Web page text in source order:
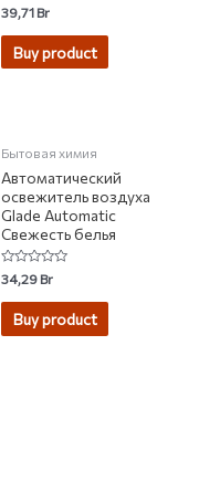
Rated
0
out
39,71Br
Buy product
Бытовая химия
Автоматический
освежитель воздуха
Glade Automatic
Свежесть белья
Rated
0
out
34,29Br
Buy product